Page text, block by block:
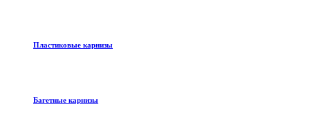
Пластиковые карнизы
Багетные карнизы